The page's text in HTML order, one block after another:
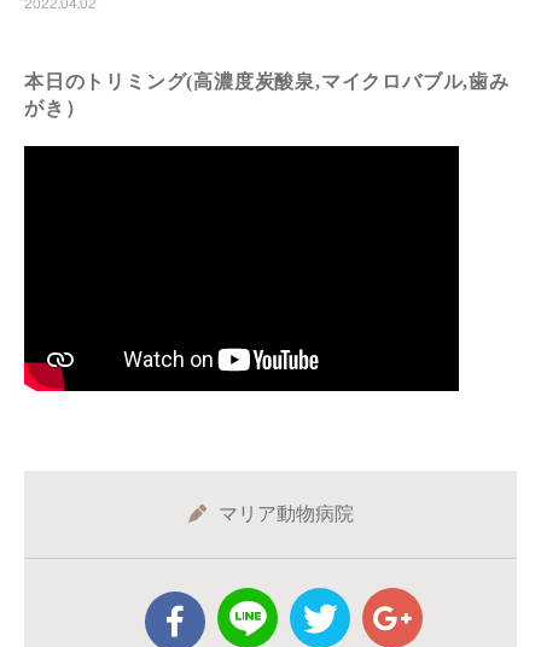
2022.04.02
本日のトリミング(高濃度炭酸泉,マイクロバブル,歯み
がき）
マリア動物病院